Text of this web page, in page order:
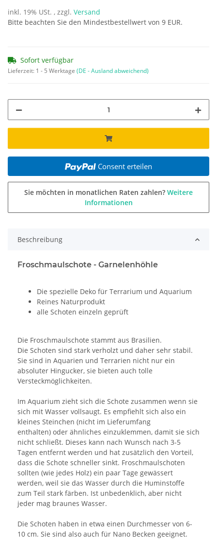
inkl. 19% USt. , zzgl. Versand
Bitte beachten Sie den Mindestbestellwert von 9 EUR.
Sofort verfügbar
Lieferzeit: 1 - 5 Werktage (DE - Ausland abweichend)
Consent erteilen
Sie möchten in monatlichen Raten zahlen? Weitere
Informationen
Beschreibung
Froschmaulschote - Garnelenhöhle
Die spezielle Deko für Terrarium und Aquarium
Reines Naturprodukt
alle Schoten einzeln geprüft
Die Froschmaulschote stammt aus Brasilien.
Die Schoten sind stark verholzt und daher sehr stabil.
Sie sind in Aquarien und Terrarien nicht nur ein
absoluter Hingucker, sie bieten auch tolle
Versteckmöglichkeiten.
Im Aquarium zieht sich die Schote zusammen wenn sie
sich mit Wasser vollsaugt. Es empfiehlt sich also ein
kleines Steinchen (nicht im Lieferumfang
enthalten) oder ähnliches einzuklemmen, damit sie sich
nicht schließt. Dieses kann nach Wunsch nach 3-5
Tagen entfernt werden und hat zusätzlich den Vorteil,
dass die Schote schneller sinkt. Froschmaulschoten
sollten (wie jedes Holz) ein paar Tage gewässert
werden, weil sie das Wasser durch die Huminstoffe
zum Teil stark färben. Ist unbedenklich, aber nicht
jeder mag braunes Wasser.
Die Schoten haben in etwa einen Durchmesser von 6-
10 cm. Sie sind also auch für Nano Becken geeignet.